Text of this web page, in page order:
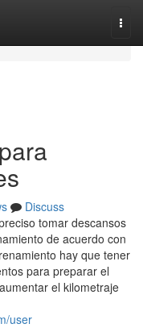
Discuss
tomar descansos
de acuerdo con
hay que tener
para preparar el
el kilometraje
user